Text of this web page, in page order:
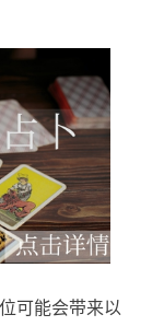
可能会带来以